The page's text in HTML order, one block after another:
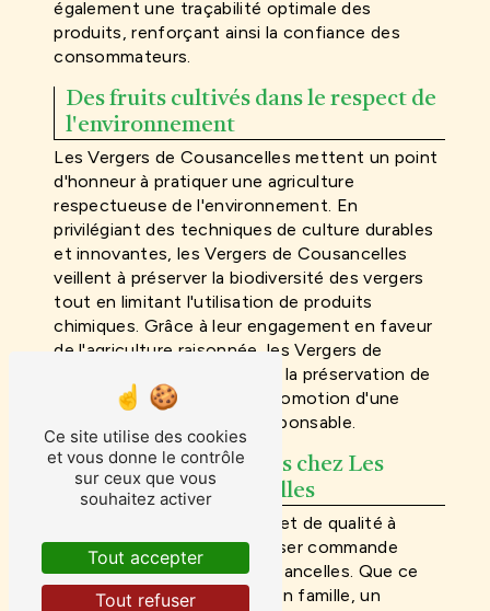
également une traçabilité optimale des
produits, renforçant ainsi la confiance des
consommateurs.
Des fruits cultivés dans le respect de
l'environnement
Les Vergers de Cousancelles mettent un point
d'honneur à pratiquer une agriculture
respectueuse de l'environnement. En
privilégiant des techniques de culture durables
et innovantes, les Vergers de Cousancelles
veillent à préserver la biodiversité des vergers
tout en limitant l'utilisation de produits
chimiques. Grâce à leur engagement en faveur
de l'agriculture raisonnée, les Vergers de
Cousancelles contribuent à la préservation de
l'écosystème local et à la promotion d'une
agriculture plus saine et responsable.
Commander ses fruits chez Les
Vergers de Cousancelles
Pour profiter de fruits frais et de qualité à
Nancy, il vous suffit de passer commande
auprès des Vergers de Cousancelles. Que ce
soit pour une dégustation en famille, un
Ce site utilise des cookies
et vous donne le contrôle
sur ceux que vous
souhaitez activer
Tout accepter
Tout refuser